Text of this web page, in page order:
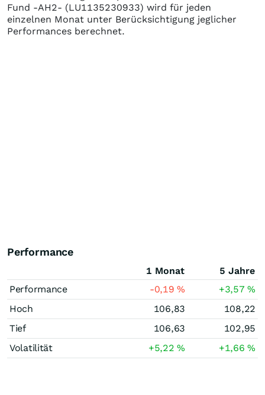
Fund -AH2- (LU1135230933) wird für jeden
einzelnen Monat unter Berücksichtigung jeglicher
Performances berechnet.
Performance
1 Monat
5 Jahre
Performance
-0,19% +3,57%
Hoch
106,83
108,22
Tief
106,63
102,95
Volatilität
+5,22% +1,66%